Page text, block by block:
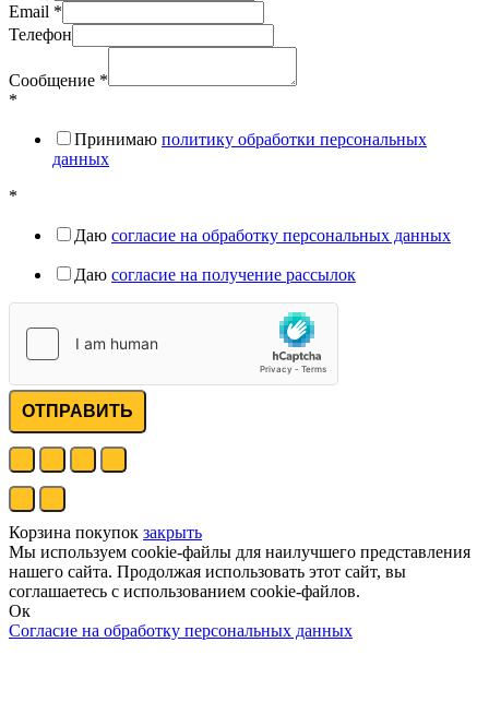
Email *
Телефон
Сообщение *
*
Принимаю политику обработки персональных
данных
*
Даю согласие на обработку персональных данных
Даю согласие на получение рассылок
ОТПРАВИТЬ
Корзина покупок закрыть
Мы используем cookie-файлы для наилучшего представления
нашего сайта. Продолжая использовать этот сайт, вы
соглашаетесь с использованием cookie-файлов.
Ок
Согласие на обработку персональных данных